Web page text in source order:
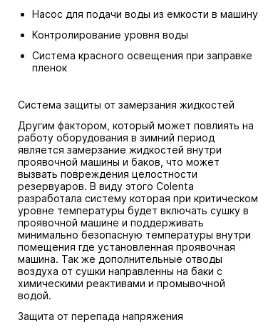
Насос для подачи воды из емкости в машину
Контролирование уровня воды
Система красного освещения при заправке
пленок
Система защиты от замерзания жидкостей
Другим фактором, который может повлиять на
работу оборудования в зимний период
является замерзание жидкостей внутри
проявочной машины и баков, что может
вызвать повреждения целостности
резервуаров. В виду этого Colenta
разработала систему которая при критическом
уровне температуры будет включать сушку в
проявочной машине и поддерживать
минимально безопасную температуры внутри
помещения где установленная проявочная
машина. Так же дополнительные отводы
воздуха от сушки направленны на баки с
химическими реактивами и промывочной
водой.
Защита от перепада напряжения